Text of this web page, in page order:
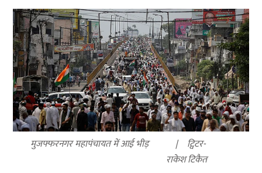
मुजफ्फरनगर महापंचायत में आई भीड़
ट्विटर-
राकेश टिकैत